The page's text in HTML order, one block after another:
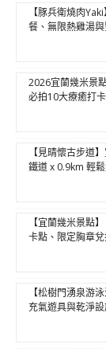
【豚兵衛燒肉
餐、無限熱雞湯
2026宜蘭幾米景
必拍10大療癒打
【見晴懷古步道
鐵道 x 0.9km 輕
【宜蘭幾米景點
卡點、限定胸章
【松樹門湧泉游
充氣遊具與乾淨